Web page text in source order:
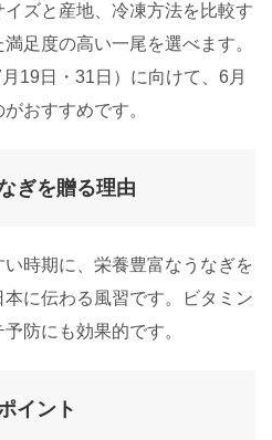
ズと産地、冷凍方法を比較す
足度の高い一尾を選べます。
19日・31日）に向けて、6月
おすすめです。
ぎを贈る理由
時期に、栄養豊富なうなぎを
に伝わる風習です。ビタミン
防にも効果的です。
イント